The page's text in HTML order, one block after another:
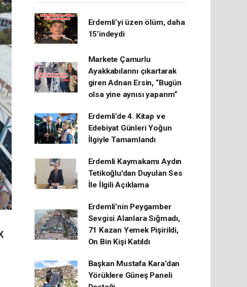
Erdemli’yi üzen ölüm, daha
15’indeydi
Markete Çamurlu
Ayakkabılarını çıkartarak
giren Adnan Ersin, “Bugün
olsa yine aynısı yaparım”
Erdemli’de 4. Kitap ve
Edebiyat Günleri Yoğun
İlgiyle Tamamlandı
Erdemli Kaymakamı Aydın
Tetikoğlu’dan Duyulan Ses
İle İlgili Açıklama
Erdemli’nin Peygamber
Sevgisi Alanlara Sığmadı,
71 Kazan Yemek Pişirildi,
On Bin Kişi Katıldı
Başkan Mustafa Kara’dan
Yörüklere Güneş Paneli